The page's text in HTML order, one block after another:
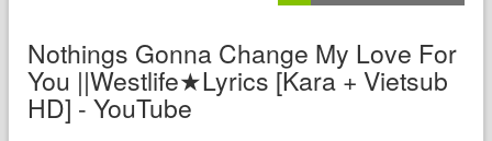
Nothings Gonna Change My Love For
You ||Westlife★Lyrics [Kara + Vietsub
HD] - YouTube